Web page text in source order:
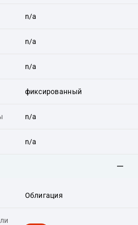
n/a
n/a
n/a
фиксированный
n/a
n/a
Облигация